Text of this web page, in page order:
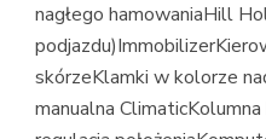
nagłego hamowaniaHill
skórzeKlamki w kolorze
manualna